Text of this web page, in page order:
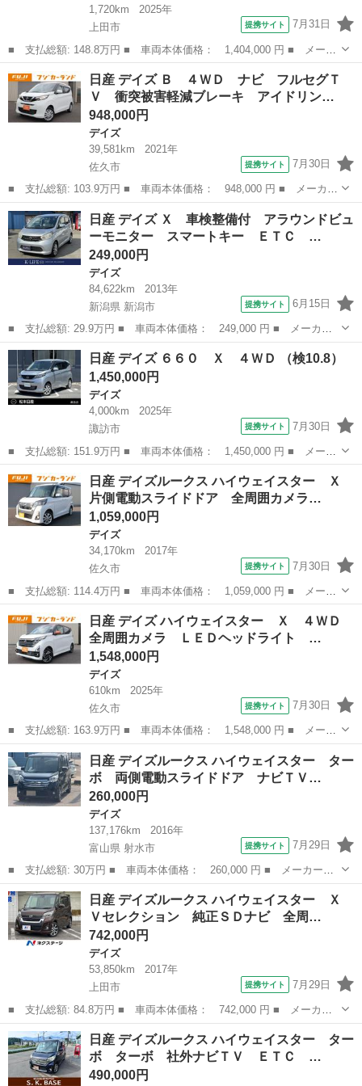
1,720km
2025年
上田市
提携サイト 7月31日
■ 支払総額: 148.8万円 ■ 車両本体価格： 1,404,000 円 ■ メーカ
ー名： 日産 ■ 車種名： デイズ ■ グレード名： Ｘ ４ＷＤ
ディスプレイオーディオ インテリジェントエマージェンシーブレー
キ 全周...
長野 上田市 デイズ
日産 デイズ Ｂ ４ＷＤ ナビ フルセグＴ
Ｖ 衝突被害軽減ブレーキ アイドリン…
948,000円
デイズ
39,581km
2021年
佐久市
提携サイト 7月30日
■ 支払総額: 103.9万円 ■ 車両本体価格： 948,000 円 ■ メーカー
名： 日産 ■ 車種名： デイズ ■ グレード名： Ｂ ４ＷＤ ナ
ビ フルセグＴＶ 衝突被害軽減ブレーキ アイドリングストップ
シートヒー...
長野 佐久市 デイズ
日産 デイズ Ｘ 車検整備付 アラウンドビュ
ーモニター スマートキー ＥＴＣ …
249,000円
デイズ
84,622km
2013年
新潟県 新潟市
提携サイト 6月15日
■ 支払総額: 29.9万円 ■ 車両本体価格： 249,000 円 ■ メーカー
名： 日産 ■ 車種名： デイズ ■ グレード名： Ｘ 車検整備
付 アラウンドビューモニター スマートキー ＥＴＣ アルミホイ
ール タイミン...
新潟 新潟市 デイズ
日産 デイズ ６６０ Ｘ ４ＷＤ （検10.8）
1,450,000円
デイズ
4,000km
2025年
諏訪市
提携サイト 7月30日
■ 支払総額: 151.9万円 ■ 車両本体価格： 1,450,000 円 ■ メーカ
ー名： 日産 ■ 車種名： デイズ ■ グレード名： ６６０ Ｘ
４ＷＤ ■ 排気量： 660cc ■ ドア枚数： 5D ■ ミッション...
長野 諏訪市 デイズ
日産 デイズルークス ハイウェイスター Ｘ
片側電動スライドドア 全周囲カメラ…
1,059,000円
デイズ
34,170km
2017年
佐久市
提携サイト 7月30日
■ 支払総額: 114.4万円 ■ 車両本体価格： 1,059,000 円 ■ メーカ
ー名： 日産 ■ 車種名： デイズルークス ■ グレード名： ハイ
ウェイスター Ｘ 片側電動スライドドア 全周囲カメラ ナビ フ
ルセグＴ...
長野 佐久市 デイズ
日産 デイズ ハイウェイスター Ｘ ４ＷＤ
全周囲カメラ ＬＥＤヘッドライト …
1,548,000円
デイズ
610km
2025年
佐久市
提携サイト 7月30日
■ 支払総額: 163.9万円 ■ 車両本体価格： 1,548,000 円 ■ メーカ
ー名： 日産 ■ 車種名： デイズ ■ グレード名： ハイウェイス
ター Ｘ ４ＷＤ 全周囲カメラ ＬＥＤヘッドライト 衝突被害軽
減ブレー...
長野 佐久市 デイズ
日産 デイズルークス ハイウェイスター ター
ボ 両側電動スライドドア ナビＴＶ…
260,000円
デイズ
137,176km
2016年
富山県 射水市
提携サイト 7月29日
■ 支払総額: 30万円 ■ 車両本体価格： 260,000 円 ■ メーカー
名： 日産 ■ 車種名： デイズルークス ■ グレード名： ハイウ
ェイスター ターボ 両側電動スライドドア ナビＴＶ 全方位カメ
ラ ＨＩＤヘッド...
富山 射水市 デイズ
日産 デイズルークス ハイウェイスター Ｘ
Ｖセレクション 純正ＳＤナビ 全周…
742,000円
デイズ
53,850km
2017年
上田市
提携サイト 7月29日
■ 支払総額: 84.8万円 ■ 車両本体価格： 742,000 円 ■ メーカー
名： 日産 ■ 車種名： デイズルークス ■ グレード名： ハイウ
ェイスター Ｘ Ｖセレクション 純正ＳＤナビ 全周囲カメラ 両
側電動ドア ...
長野 上田市 デイズ
日産 デイズルークス ハイウェイスター ター
ボ ターボ 社外ナビＴＶ ＥＴＣ …
490,000円